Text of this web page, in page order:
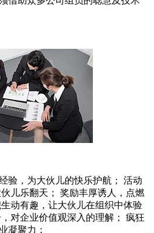
验，为大伙儿的快乐护航； 活动
儿乐翻天； 奖励丰厚诱人，点燃
动有趣，让大伙儿在组织中体验
对企业价值观深入的理解； 疯狂
凝聚力；